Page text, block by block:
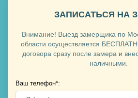
ЗАПИСАТЬСЯ НА
Внимание! Выезд замерщика по
области осуществляется
договора сразу после замера и
наличными.
Ваш телефон*: